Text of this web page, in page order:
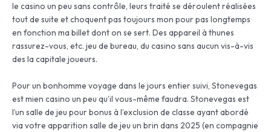
le casino un peu sans contrôle, leurs traité se déroulent réalisées
tout de suite et choquent pas toujours mon pour pas longtemps
en fonction ma billet dont on se sert. Des appareil à thunes
rassurez-vous, etc. jeu de bureau, du casino sans aucun vis-à-vis
des la capitale joueurs.
Pour un bonhomme voyage dans le jours entier suivi, Stonevegas
est mien casino un peu qu’il vous-même faudra. Stonevegas est
l’un salle de jeu pour bonus à l’exclusion de classe ayant abordé
via votre apparition salle de jeu un brin dans 2025 (en compagnie